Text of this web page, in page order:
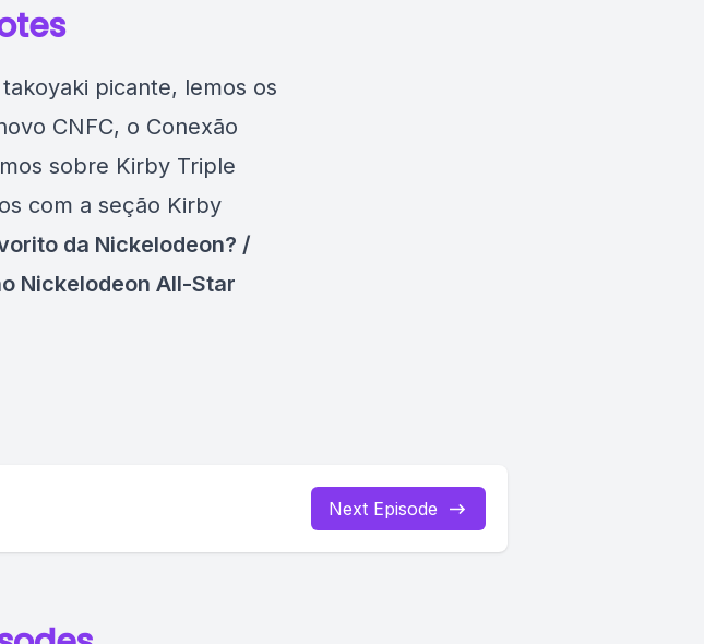
picante, lemos os
CNFC, o Conexão
sobre Kirby Triple
com a seção Kirby
da Nickelodeon? /
Nickelodeon All-Star
Next Episode